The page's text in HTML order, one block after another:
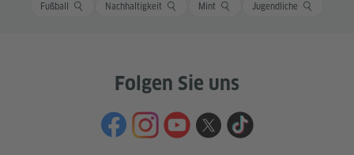
Fußball Nachhaltigkeit Mint Jugendliche
Folgen Sie uns